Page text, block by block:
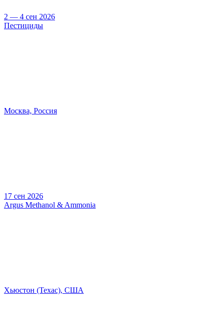
2 — 4 сен 2026
Пестициды
Москва, Россия
17 сен 2026
Argus Methanol & Ammonia
Хьюстон (Техас), США